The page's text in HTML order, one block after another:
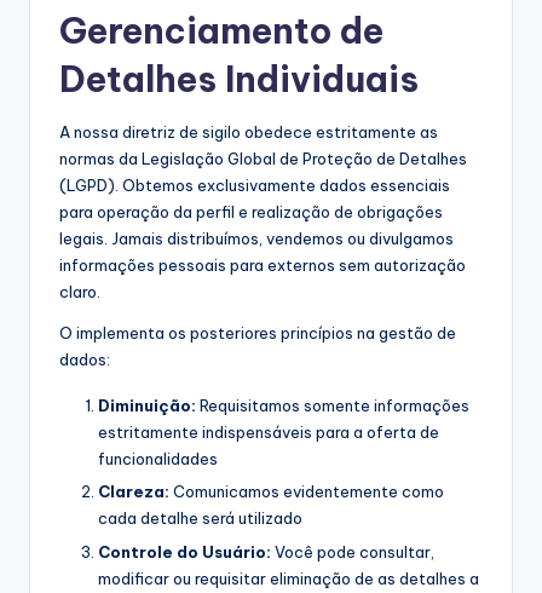
Gerenciamento de
Detalhes Individuais
A nossa diretriz de sigilo obedece estritamente as
normas da Legislação Global de Proteção de Detalhes
(LGPD). Obtemos exclusivamente dados essenciais
para operação da perfil e realização de obrigações
legais. Jamais distribuímos, vendemos ou divulgamos
informações pessoais para externos sem autorização
claro.
O implementa os posteriores princípios na gestão de
dados:
Diminuição: Requisitamos somente informações
estritamente indispensáveis para a oferta de
funcionalidades
Clareza: Comunicamos evidentemente como
cada detalhe será utilizado
Controle do Usuário: Você pode consultar,
modificar ou requisitar eliminação de as detalhes a